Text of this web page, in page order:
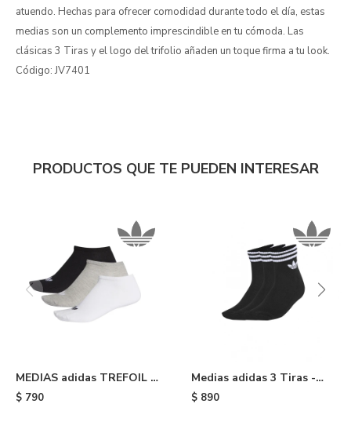
atuendo. Hechas para ofrecer comodidad durante todo el día, estas
medias son un complemento imprescindible en tu cómoda. Las
clásicas 3 Tiras y el logo del trifolio añaden un toque firma a tu look.
Código: JV7401
PRODUCTOS QUE TE PUEDEN INTERESAR
MEDIAS adidas TREFOIL -
White/medium Grey
$ 790
Medias adidas 3 Tiras -
Black
$ 890